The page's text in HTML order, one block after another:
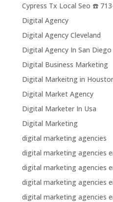
Cypress Tx Local Seo ☎️
Digital Agency
Digital Agency Cleveland
Digital Agency In San Diego
Digital Business Marketing
Digital Markeitng in
Digital Market Agency
Digital Marketer In Usa
Digital Marketing
digital marketing agencies
digital marketing agencies
digital marketing agencies
digital marketing agencies
digital marketing agencies